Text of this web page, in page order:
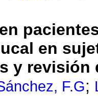
en
y revisión
F.G;